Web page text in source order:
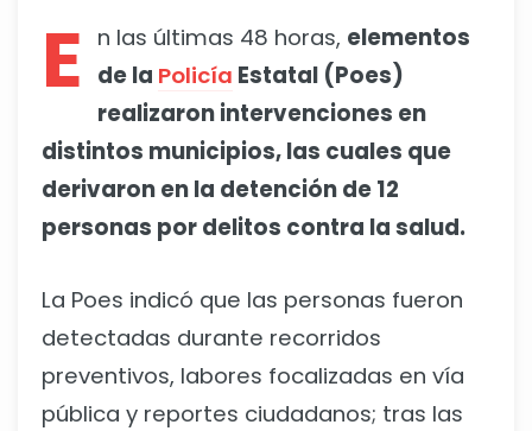
E n las últimas 48 horas, elementos
de la Policía Estatal (Poes)
realizaron intervenciones en
distintos municipios, las cuales que
derivaron en la detención de 12
personas por delitos contra la salud.
La Poes indicó que las personas fueron
detectadas durante recorridos
preventivos, labores focalizadas en vía
pública y reportes ciudadanos; tras las